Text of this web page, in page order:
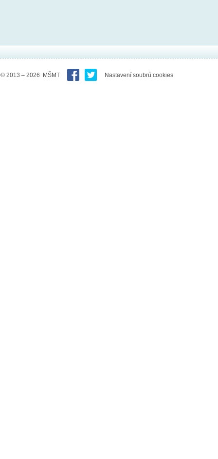
© 2013 – 2026 MŠMT Nastavení soubrů cookies